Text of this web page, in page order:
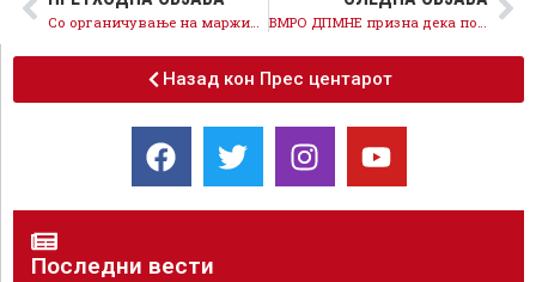
Со органичување на маржите на основните продукти ги штитиме граѓаните ВМРО ДПМНЕ призна дека поради патувањето на Стојаноски во Египет не работи комисијата, ребалансот на Буџетот чека
Назад кон Прес центарот
Последни вести